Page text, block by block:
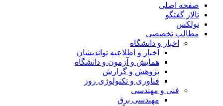
صفحه اصلی
تالار گفتگو
نولکس
مطالب تخصصی
اخبار و دانشگاه
اخبار و اطلاعیه نواندیشان
همایش و آزمون و دانشگاه
پژوهش و گزارش
فناوری و تکنولوژی روز
فنی و مهندسی
مهندسی برق